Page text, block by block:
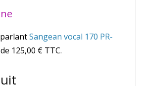
Sangean vocal 170 PR-
125,00 € TTC.